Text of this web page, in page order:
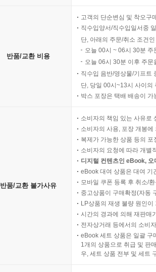
반품/교환 비용
고객의 단순변심 및 착오구
직수입양서/직수입일서중
단, 아래의 주문/취소 조건
오늘 00시 ~ 06시 30분
오늘 06시 30분 이후 주
직수입 음반/영상물/기프트
단, 당일 00시~13시 사이의
박스 포장은 택배 배송이
반품/교환 불가사유
소비자의 책임 있는 사유로
소비자의 사용, 포장 개봉
복제가 가능한 상품 등의
소비자의 요청에 따라 개별
디지털 컨텐츠인 eBook,
eBook 대여 상품은 대여 기
모바일 쿠폰 등록 후 취소/
중고상품이 구매확정(자동
LP상품의 재생 불량 원인
시간의 경과에 의해 재판매
전자상거래 등에서의 소비
eBook 세트 상품은 일괄 구
1개의 상품으로 취급 및 판
우, 세트 상품 전부 및 세트